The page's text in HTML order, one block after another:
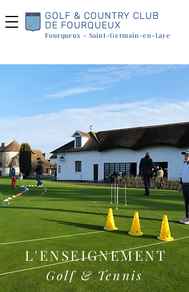
GOLF & COUNTRY CLUB
DE FOURQUEUX
Fourqueux - Saint-Germain-en-Laye
L'ENSEIGNEMENT
Golf & Tennis